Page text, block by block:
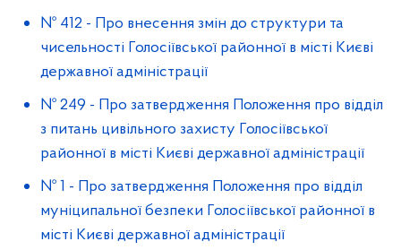
№ 412 - Про внесення змін до структури та
чисельності Голосіївської районної в місті Києві
державної адміністрації
№ 249 - Про затвердження Положення про відділ
з питань цивільного захисту Голосіївської
районної в місті Києві державної адміністрації
№ 1 - Про затвердження Положення про відділ
муніципальної безпеки Голосіївської районної в
місті Києві державної адміністрації